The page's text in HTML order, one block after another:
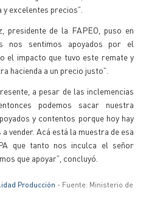
excelentes precios”.
presidente de la FAPEO, puso en
nos sentimos apoyados por el
el impacto que tuvo este remate y
hacienda a un precio justo”.
a pesar de las inclemencias
podemos sacar nuestra
y contentos porque hoy hay
vender. Acá está la muestra de esa
que tanto nos inculca el señor
que apoyar”, concluyó.
Producción - Fuente: Ministerio de